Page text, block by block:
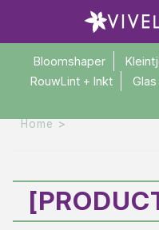
Error: product not
Bloomshaper
RouwLint + Inkt
Glas
Home>